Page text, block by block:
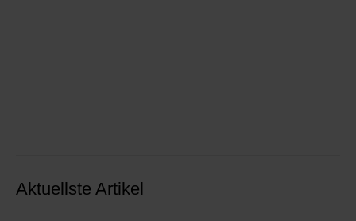
Aktuellste Artikel